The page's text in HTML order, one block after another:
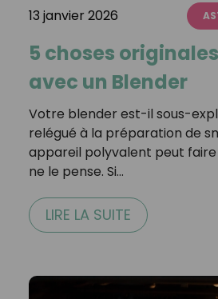
13 janvier 2026
5 choses
avec un Blender
Votre blender est-il sous-
relégué à la préparation de
appareil polyvalent peut faire
ne le pense. Si…
LIRE LA SUITE